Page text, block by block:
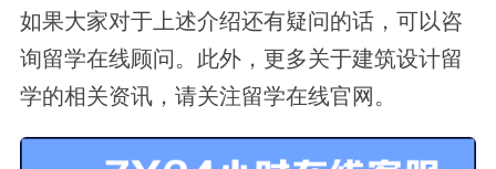
如果大家对于上述介绍还有疑问的话，可以咨
询留学在线顾问。此外，更多关于建筑设计留
学的相关资讯，请关注留学在线官网。